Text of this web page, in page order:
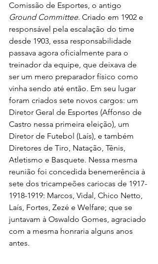
Comissão de Esportes, o antigo
Ground Committee. Criado em 1902 e
responsável pela escalação do time
desde 1903, essa responsabilidade
passava agora oficialmente para o
treinador da equipe, que deixava de
ser um mero preparador físico como
vinha sendo até então. Em seu lugar
foram criados sete novos cargos: um
Diretor Geral de Esportes (Affonso de
Castro nessa primeira eleição), um
Diretor de Futebol (Laís), e também
Diretores de Tiro, Natação, Tênis,
Atletismo e Basquete. Nessa mesma
reunião foi concedida benemerência à
sete dos tricampeões cariocas de 1917-
1918-1919: Marcos, Vidal, Chico Netto,
Laís, Fortes, Zezé e Welfare; que se
juntavam à Oswaldo Gomes, agraciado
com a mesma honraria alguns anos
antes.